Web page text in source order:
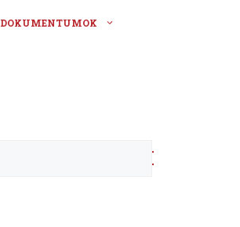
DOKUMENTUMOK